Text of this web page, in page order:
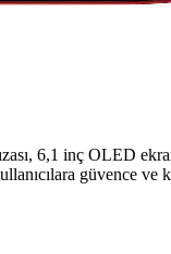
6,1 inç OLED
güvence ve